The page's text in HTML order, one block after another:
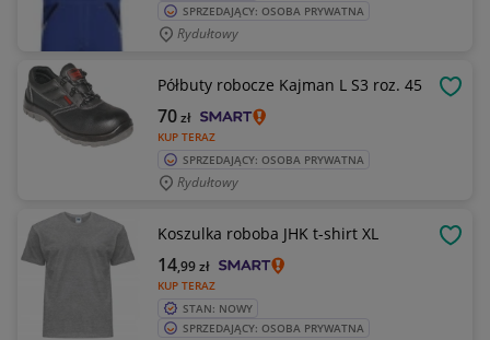
SPRZEDAJĄCY: OSOBA PRYWATNA
Rydułtowy
Półbuty robocze Kajman L S3 roz. 45
KUP TERAZ
70zł
SPRZEDAJĄCY: OSOBA PRYWATNA
Rydułtowy
Koszulka roboba JHK t-shirt XL
KUP TERAZ
14,99zł
STAN: NOWY
SPRZEDAJĄCY: OSOBA PRYWATNA